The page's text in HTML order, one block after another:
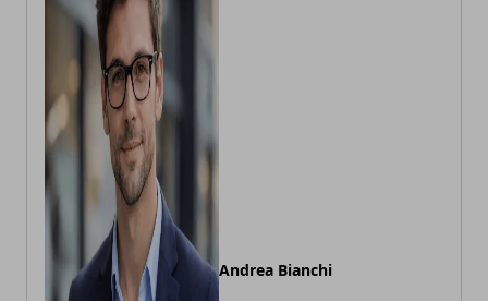
Andrea Bianchi